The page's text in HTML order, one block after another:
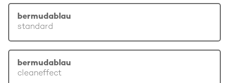
bermudablau
standard
bermudablau
cleaneffect